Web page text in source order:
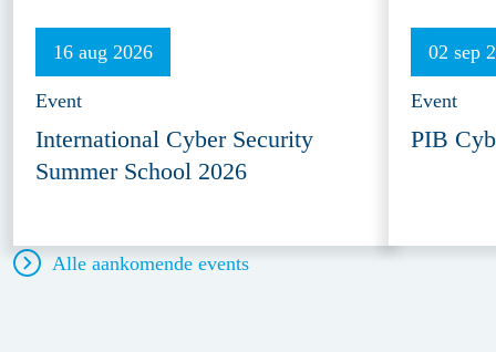
16 aug 2026
Event
International Cyber Security
Summer School 2026
02 sep
Event
PIB
Alle aankomende events